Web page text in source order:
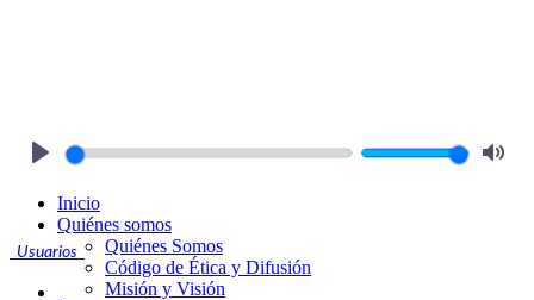
Usuarios
Inicio
Quiénes somos
Quiénes Somos
Código de Ética y Difusión
Misión y Visión